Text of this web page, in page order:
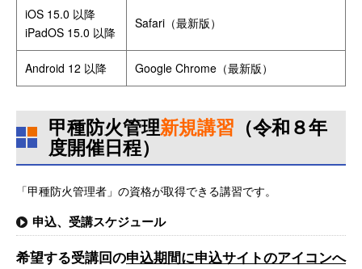
iOS 15.0 以降
iPadOS 15.0 以降
Safari（最新版）
Android 12 以降 Google Chrome（最新版）
甲種防火管理新規講習 （令和８年
度開催日程）
「甲種防火管理者」の資格が取得できる講習です。
申込、受講スケジュール
希望する受講回の申込期間に申込サイトのアイコンへ